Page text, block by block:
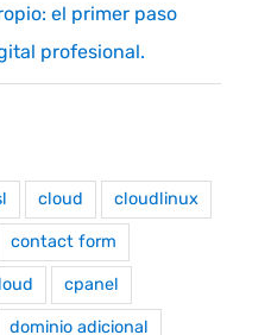
el primer paso
profesional.
cloud cloudlinux
contact form
cpanel
dominio adicional